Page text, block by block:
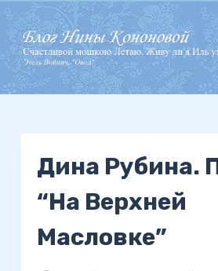
П
е
р
е
й
Дина Рубина.
“На Верхней
Масловке”